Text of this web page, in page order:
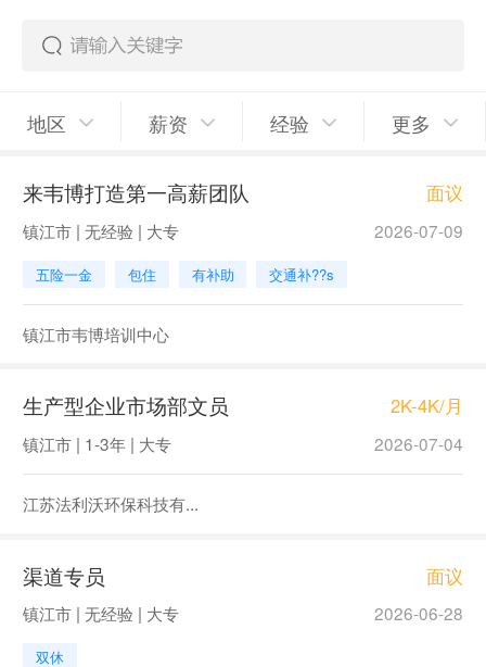
地区 薪资 经验 更多
来韦博打造第一高薪团队 面议
镇江市 | 无经验 | 大专 2026-07-09
五险一金 包住 有补助 交通补??s
镇江市韦博培训中心
生产型企业市场部文员 2K-4K/月
镇江市 | 1-3年 | 大专 2026-07-04
江苏法利沃环保科技有...
渠道专员 面议
镇江市 | 无经验 | 大专 2026-06-28
双休